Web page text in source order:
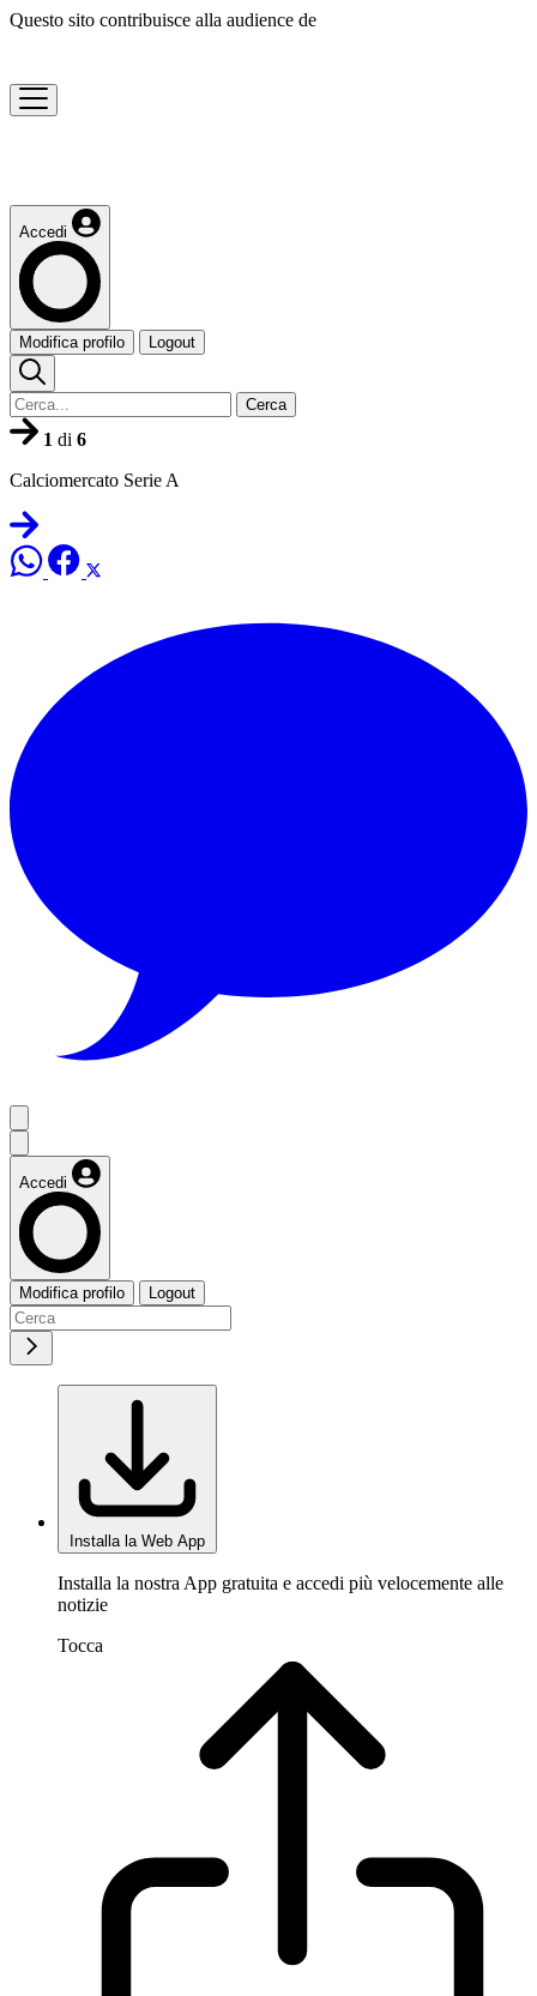
Questo sito contribuisce alla audience de
Accedi
Modifica profilo Logout
Cerca
1 di 6
Calciomercato Serie A
Accedi
Modifica profilo Logout
Installa la Web App
Installa la nostra App gratuita e accedi più velocemente alle
notizie
Tocca